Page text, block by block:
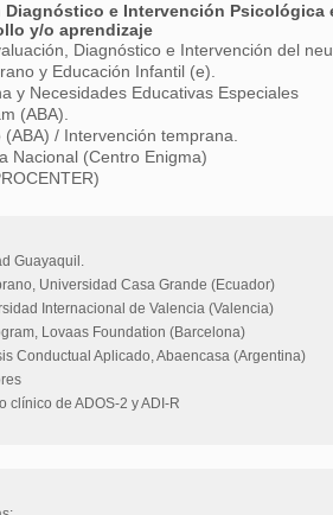
Diagnóstico e Intervención
y/o aprendizaje
Diagnóstico e Intervención del
y Educación Infantil (e).
y Necesidades Educativas Especiales
(ABA).
/ Intervención temprana.
Nacional (Centro Enigma)
Guayaquil.
Universidad Casa Grande (Ecuador)
Internacional de Valencia (Valencia)
Lovaas Foundation (Barcelona)
Conductual Aplicado, Abaencasa (Argentina)
clínico de ADOS-2 y ADI-R